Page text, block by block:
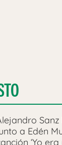
a Edén
‘Yo